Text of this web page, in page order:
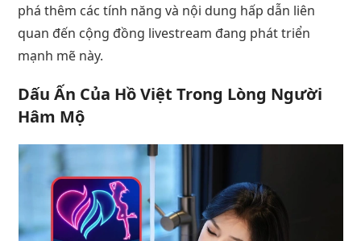
phá thêm các tính năng và nội dung hấp dẫn liên
quan đến cộng đồng livestream đang phát triển
mạnh mẽ này.
Dấu Ấn Của Hồ Việt Trong Lòng Người
Hâm Mộ